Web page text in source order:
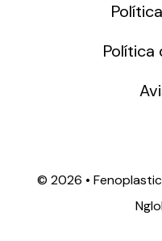
Política
© 2026 •